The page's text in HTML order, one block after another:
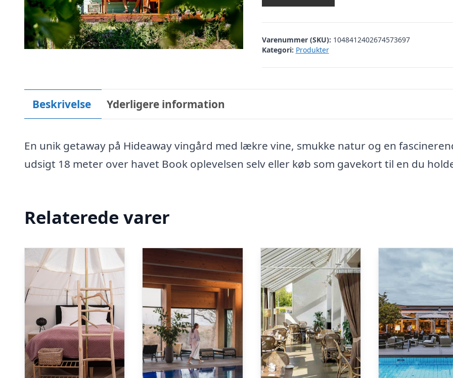
Varenummer (SKU): 1048412402674573697
Kategori: Produkter
Beskrivelse Yderligere information
En unik getaway på Hideaway vingård med lækre vine, smukke natur og en
udsigt 18 meter over havet Book oplevelsen selv eller køb som gavekort til en du
Relaterede varer